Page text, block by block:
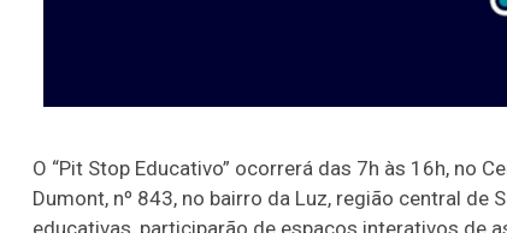
O “Pit Stop Educativo” ocorrerá das 7h às 16h, no
Dumont, nº 843, no bairro da Luz, região central